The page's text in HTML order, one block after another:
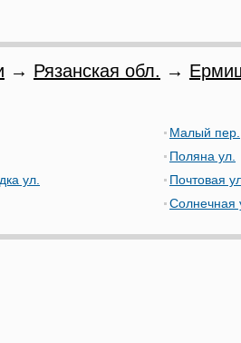
→ Рязанская обл. →
ул.
Малый пер.
Поляна ул.
Почтовая
Солнечная